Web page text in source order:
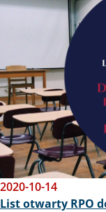
2020-10-14
List otwarty RPO